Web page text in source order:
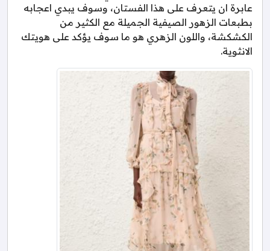
عابرة ان يتعرف على هذا الفستان، وسوف يبدي اعجابه
بطبعات الزهور الصيفية الجميلة مع الكثير من
الكشكشة، واللون الزهري هو ما سوف يؤكد على هويتك
الانثوية.